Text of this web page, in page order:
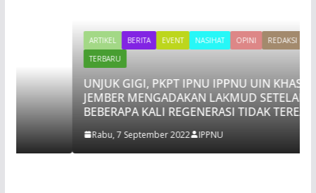
BERITA EVENT NASIHAT OPINI
REDAKSI
UNJUK GIGI, PKPT IPNU IPPNU UIN KHAS
JEMBER MENGADAKAN LAKMUD SETELAH
BEBERAPA KALI REGENERASI TIDAK TEREALISASI
Rabu, 7 September 2022 IPPNU